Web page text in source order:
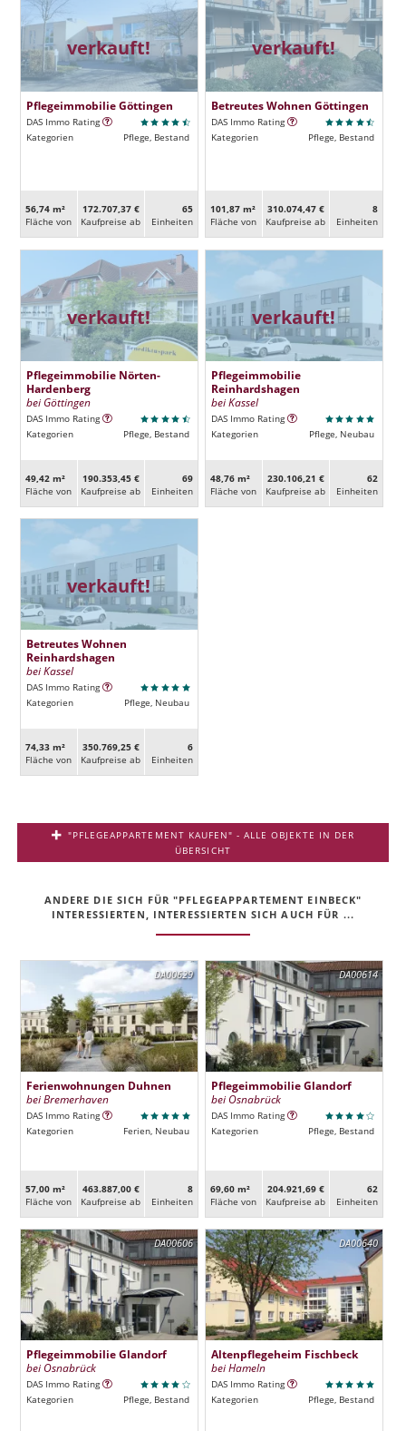
verkauft!
Pflegeimmobilie Göttingen
DAS Immo Rating
Kategorien
Pflege, Bestand
56,74 m²
Fläche von
172.707,37 €
Kaufpreise ab
65
Ein­heiten
verkauft!
Betreutes Wohnen Göttingen
DAS Immo Rating
Kategorien
Pflege, Bestand
101,87 m²
Fläche von
310.074,47 €
Kaufpreise ab
8
Ein­heiten
verkauft!
Pflegeimmobilie Nörten-
Hardenberg
bei Göttingen
DAS Immo Rating
Kategorien
Pflege, Bestand
49,42 m²
Fläche von
190.353,45 €
Kaufpreise ab
69
Ein­heiten
verkauft!
Pflegeimmobilie
Reinhardshagen
bei Kassel
DAS Immo Rating
Kategorien
Pflege, Neubau
48,76 m²
Fläche von
230.106,21 €
Kaufpreise ab
62
Ein­heiten
verkauft!
Betreutes Wohnen
Reinhardshagen
bei Kassel
DAS Immo Rating
Kategorien
Pflege, Neubau
74,33 m²
Fläche von
350.769,25 €
Kaufpreise ab
6
Ein­heiten
"PFLEGEAPPARTEMENT KAUFEN" - ALLE OBJEKTE IN DER
ÜBERSICHT
ANDERE DIE SICH FÜR "PFLEGEAPPARTEMENT EINBECK"
INTERESSIERTEN, INTERESSIERTEN SICH AUCH FÜR ...
DA00629
Ferienwohnungen Duhnen
bei Bremerhaven
DAS Immo Rating
Kategorien
Ferien, Neubau
57,00 m²
Fläche von
463.887,00 €
Kaufpreise ab
8
Ein­heiten
DA00614
Pflegeimmobilie Glandorf
bei Osnabrück
DAS Immo Rating
Kategorien
Pflege, Bestand
69,60 m²
Fläche von
204.921,69 €
Kaufpreise ab
62
Ein­heiten
DA00606
Pflegeimmobilie Glandorf
bei Osnabrück
DAS Immo Rating
Kategorien
Pflege, Bestand
DA00640
Altenpflegeheim Fischbeck
bei Hameln
DAS Immo Rating
Kategorien
Pflege, Bestand